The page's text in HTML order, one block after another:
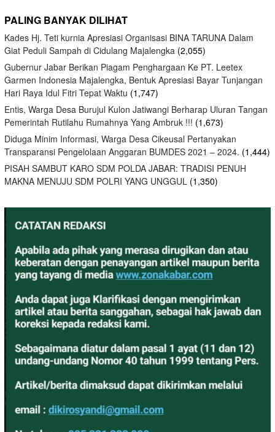
PALING BANYAK DILIHAT
Kades Hj. Teti kurnia Apresiasi Organisasi BINA TARUNA Dalam
Giat Peduli Sampah di Cidulang Majalengka (2,055)
Gubernur Jabar Berikan Piagam Penghargaan Ke PT. Leetex
Garmen Indonesia Majalengka, Bentuk Apresiasi Bayar Tunjangan
Hari Raya Idul Fitri Tepat Waktu (1,747)
Entis, Warga Desa Burujul Kulon Jatiwangi Berharap Uluran Tangan
Pemerintah Rutilahu Rumahnya Yang Ambruk !!! (1,673)
Diduga Minim Informasi, Warga Desa Cikeusal Pertanyakan
Transparansi Pengelolaan Anggaran BUMDES 2021 – 2024. (1,444)
PISAH SAMBUT KARO SDM POLDA JABAR: TRADISI PENUH
MAKNA MENUJU SDM POLRI YANG UNGGUL (1,350)